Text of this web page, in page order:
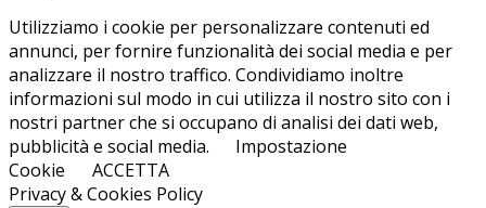
Utilizziamo i cookie per personalizzare contenuti ed
annunci, per fornire funzionalità dei social media e per
analizzare il nostro traffico. Condividiamo inoltre
informazioni sul modo in cui utilizza il nostro sito con i
nostri partner che si occupano di analisi dei dati web,
pubblicità e social media.
Impostazione
Cookie
ACCETTA
Privacy & Cookies Policy